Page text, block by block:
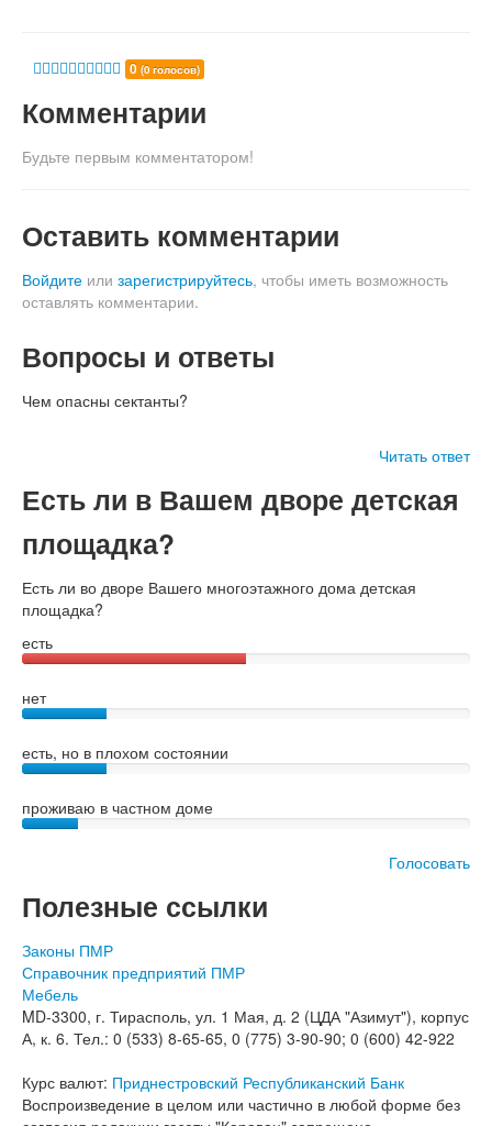
0 (0 голосов)
Комментарии
Будьте первым комментатором!
Оставить комментарии
Войдите или зарегистрируйтесь, чтобы иметь возможность
оставлять комментарии.
Вопросы и ответы
Чем опасны сектанты?
Читать ответ
Есть ли в Вашем дворе детская
площадка?
Есть ли во дворе Вашего многоэтажного дома детская
площадка?
есть
нет
есть, но в плохом состоянии
проживаю в частном доме
Голосовать
Полезные ссылки
Законы ПМР
Справочник предприятий ПМР
Мебель
MD-3300, г. Тирасполь, ул. 1 Мая, д. 2 (ЦДА "Азимут"), корпус
А, к. 6. Тел.: 0 (533) 8-65-65, 0 (775) 3-90-90; 0 (600) 42-922
Курс валют: Приднестровский Республиканский Банк
Воспроизведение в целом или частично в любой форме без